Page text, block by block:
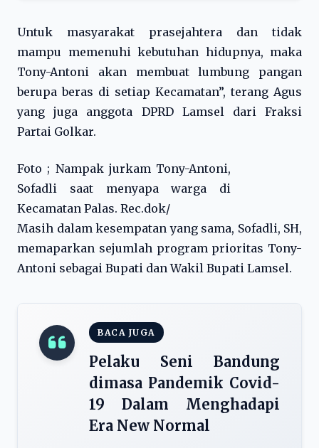
Untuk masyarakat prasejahtera dan tidak
mampu memenuhi kebutuhan hidupnya, maka
Tony-Antoni akan membuat lumbung pangan
berupa beras di setiap Kecamatan”, terang Agus
yang juga anggota DPRD Lamsel dari Fraksi
Partai Golkar.
Foto ; Nampak jurkam Tony-Antoni,
Sofadli saat menyapa warga di
Kecamatan Palas. Rec.dok/
Masih dalam kesempatan yang sama, Sofadli, SH,
memaparkan sejumlah program prioritas Tony-
Antoni sebagai Bupati dan Wakil Bupati Lamsel.
BACA JUGA
Pelaku Seni Bandung
dimasa Pandemik Covid-
19 Dalam Menghadapi
Era New Normal